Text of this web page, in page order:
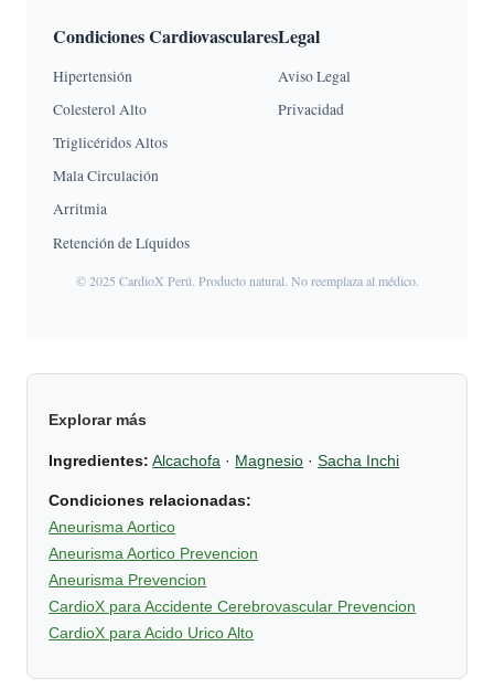
Condiciones Cardiovasculares
Hipertensión
Colesterol Alto
Triglicéridos Altos
Mala Circulación
Arritmia
Retención de Líquidos
Legal
Aviso Legal
Privacidad
© 2025 CardioX Perú. Producto natural. No reemplaza al médico.
Explorar más
Ingredientes: Alcachofa · Magnesio ·Sacha Inchi
Condiciones relacionadas:
Aneurisma Aortico
Aneurisma Aortico Prevencion
Aneurisma Prevencion
CardioX para Accidente Cerebrovascular Prevencion
CardioX para Acido Urico Alto